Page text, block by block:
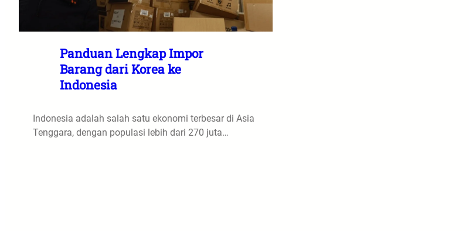
Panduan Lengkap Impor
Barang dari Korea ke
Indonesia
Indonesia adalah salah satu ekonomi terbesar di Asia
Tenggara, dengan populasi lebih dari 270 juta…